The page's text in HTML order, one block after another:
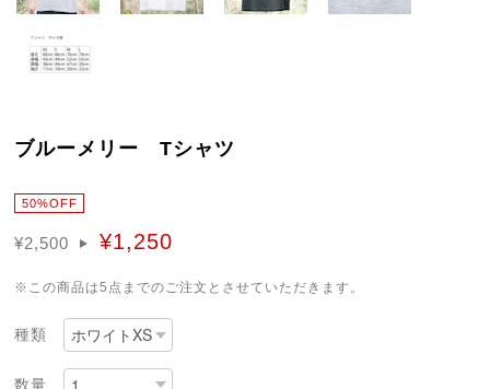
ブルーメリー Tシャツ
50%OFF
¥2,500 ¥1,250
※この商品は5点までのご注文とさせていただきます。
種類
数量